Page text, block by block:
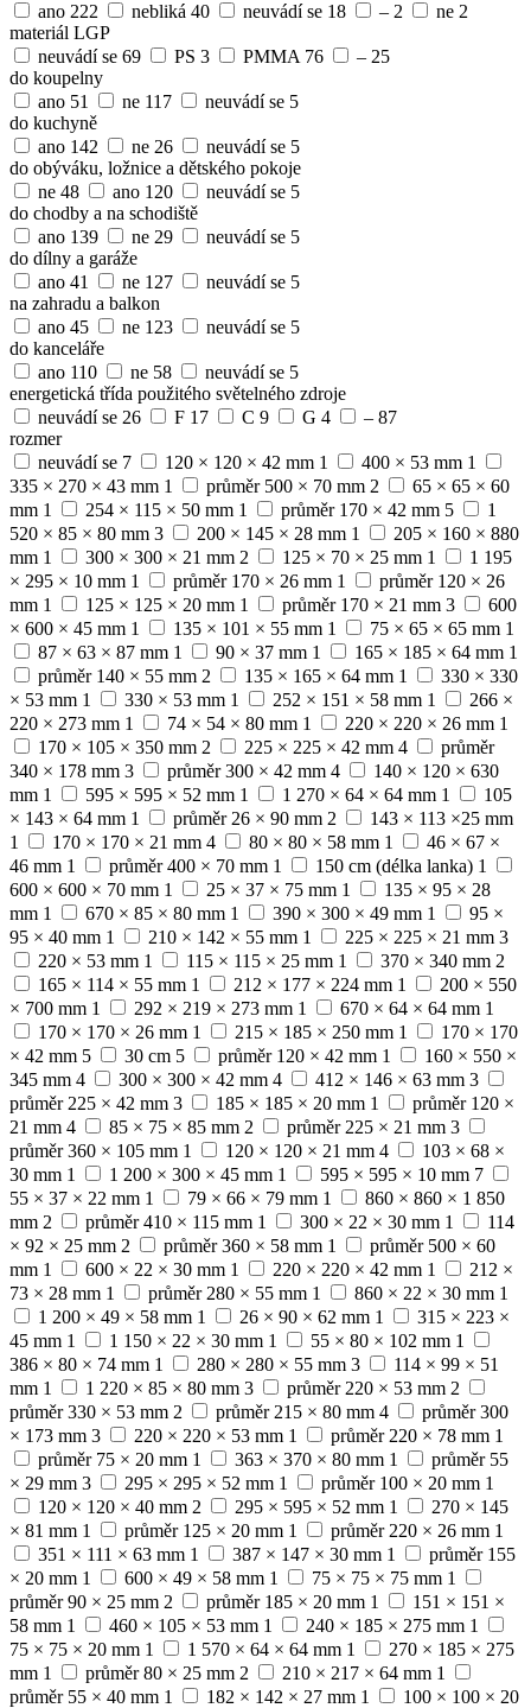
ano 222 nebliká 40 neuvádí se 18 – 2 ne 2
materiál LGP
neuvádí se 69 PS 3 PMMA 76 – 25
do koupelny
ano 51 ne 117 neuvádí se 5
do kuchyně
ano 142 ne 26 neuvádí se 5
do obýváku, ložnice a dětského pokoje
ne 48 ano 120 neuvádí se 5
do chodby a na schodiště
ano 139 ne 29 neuvádí se 5
do dílny a garáže
ano 41 ne 127 neuvádí se 5
na zahradu a balkon
ano 45 ne 123 neuvádí se 5
do kanceláře
ano 110 ne 58 neuvádí se 5
energetická třída použitého světelného zdroje
neuvádí se 26 F 17 C 9 G 4 – 87
rozmer
neuvádí se 7 120 × 120 × 42 mm 1 400 × 53 mm 1
335 × 270 × 43 mm 1 průměr 500 × 70 mm 2
65 × 65 × 60
mm 1 254 × 115 × 50 mm 1 průměr 170 × 42 mm 5
1
520 × 85 × 80 mm 3 200 × 145 × 28 mm 1
205 × 160 × 880
mm 1 300 × 300 × 21 mm 2 125 × 70 × 25 mm 1
1 195
× 295 × 10 mm 1 průměr 170 × 26 mm 1
průměr 120 × 26
mm 1 125 × 125 × 20 mm 1 průměr 170 × 21 mm 3
600
× 600 × 45 mm 1 135 × 101 × 55 mm 1 75 × 65 × 65 mm 1
87 × 63 × 87 mm 1 90 × 37 mm 1 165 × 185 × 64 mm 1
průměr 140 × 55 mm 2 135 × 165 × 64 mm 1
330 × 330
× 53 mm 1 330 × 53 mm 1 252 × 151 × 58 mm 1
266 ×
220 × 273 mm 1 74 × 54 × 80 mm 1 220 × 220 × 26 mm 1
170 × 105 × 350 mm 2 225 × 225 × 42 mm 4
průměr
340 × 178 mm 3 průměr 300 × 42 mm 4
140 × 120 × 630
mm 1 595 × 595 × 52 mm 1 1 270 × 64 × 64 mm 1
105
× 143 × 64 mm 1 průměr 26 × 90 mm 2
143 × 113 ×25 mm
1
170 × 170 × 21 mm 4 80 × 80 × 58 mm 1
46 × 67 ×
46 mm 1 průměr 400 × 70 mm 1 150 cm (délka lanka) 1
600 × 600 × 70 mm 1 25 × 37 × 75 mm 1
135 × 95 × 28
mm 1 670 × 85 × 80 mm 1 390 × 300 × 49 mm 1
95 ×
95 × 40 mm 1 210 × 142 × 55 mm 1 225 × 225 × 21 mm 3
220 × 53 mm 1 115 × 115 × 25 mm 1 370 × 340 mm 2
165 × 114 × 55 mm 1 212 × 177 × 224 mm 1
200 × 550
× 700 mm 1 292 × 219 × 273 mm 1 670 × 64 × 64 mm 1
170 × 170 × 26 mm 1 215 × 185 × 250 mm 1
170 × 170
× 42 mm 5 30 cm 5 průměr 120 × 42 mm 1
160 × 550 ×
345 mm 4 300 × 300 × 42 mm 4 412 × 146 × 63 mm 3
průměr 225 × 42 mm 3 185 × 185 × 20 mm 1
průměr 120 ×
21 mm 4 85 × 75 × 85 mm 2 průměr 225 × 21 mm 3
průměr 360 × 105 mm 1 120 × 120 × 21 mm 4
103 × 68 ×
30 mm 1 1 200 × 300 × 45 mm 1 595 × 595 × 10 mm 7
55 × 37 × 22 mm 1 79 × 66 × 79 mm 1
860 × 860 × 1 850
mm 2 průměr 410 × 115 mm 1 300 × 22 × 30 mm 1
114
× 92 × 25 mm 2 průměr 360 × 58 mm 1
průměr 500 × 60
mm 1 600 × 22 × 30 mm 1 220 × 220 × 42 mm 1
212 ×
73 × 28 mm 1 průměr 280 × 55 mm 1 860 × 22 × 30 mm 1
1 200 × 49 × 58 mm 1 26 × 90 × 62 mm 1
315 × 223 ×
45 mm 1 1 150 × 22 × 30 mm 1 55 × 80 × 102 mm 1
386 × 80 × 74 mm 1 280 × 280 × 55 mm 3
114 × 99 × 51
mm 1 1 220 × 85 × 80 mm 3 průměr 220 × 53 mm 2
průměr 330 × 53 mm 2 průměr 215 × 80 mm 4
průměr 300
× 173 mm 3 220 × 220 × 53 mm 1 průměr 220 × 78 mm 1
průměr 75 × 20 mm 1 363 × 370 × 80 mm 1
průměr 55
× 29 mm 3 295 × 295 × 52 mm 1 průměr 100 × 20 mm 1
120 × 120 × 40 mm 2 295 × 595 × 52 mm 1
270 × 145
× 81 mm 1 průměr 125 × 20 mm 1 průměr 220 × 26 mm 1
351 × 111 × 63 mm 1 387 × 147 × 30 mm 1
průměr 155
× 20 mm 1 600 × 49 × 58 mm 1 75 × 75 × 75 mm 1
průměr 90 × 25 mm 2 průměr 185 × 20 mm 1
151 × 151 ×
58 mm 1 460 × 105 × 53 mm 1 240 × 185 × 275 mm 1
75 × 75 × 20 mm 1 1 570 × 64 × 64 mm 1
270 × 185 × 275
mm 1 průměr 80 × 25 mm 2 210 × 217 × 64 mm 1
průměr 55 × 40 mm 1 182 × 142 × 27 mm 1
100 × 100 × 20